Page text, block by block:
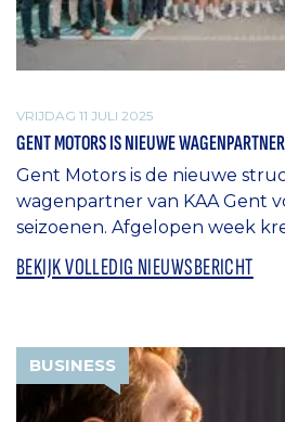
VRIJDAG 11 JULI 2025
GENT MOTORS IS NIEUWE WAGENPARTNER
Gent Motors is de nieuwe
wagenpartner van KAA Gent
seizoenen. Afgelopen week
BEKIJK VOLLEDIG NIEUWSBERICHT
BUSINESS